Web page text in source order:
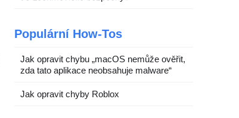
Populární How-Tos
Jak opravit chybu „macOS nemůže ověřit,
zda tato aplikace neobsahuje malware“
Jak opravit chyby Roblox